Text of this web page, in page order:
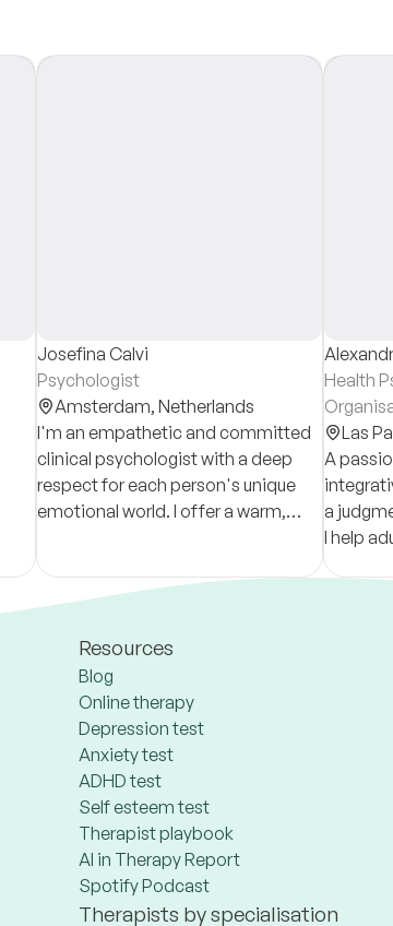
Josefina Calvi
Psychologist
Amsterdam, Netherlands
I'm an empathetic and committed
clinical psychologist with a deep
respect for each person's unique
emotional world. I offer a warm,
clients feel safe to explore their
Health
Las
A
a
I help
health,
and
Resources
Blog
Online therapy
Depression test
Anxiety test
ADHD test
Self esteem test
Therapist playbook
AI in Therapy Report
Spotify Podcast
Therapists by specialisation